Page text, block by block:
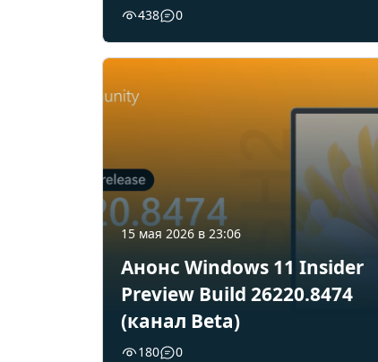
438 0
15 мая 2026 в 23:06
Анонс Windows 11 Insider
Preview Build 26220.8474
(канал Beta)
180 0